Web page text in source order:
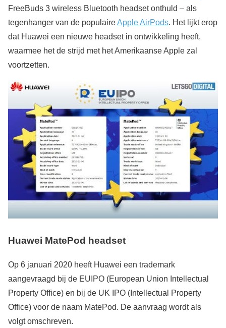
FreeBuds 3 wireless Bluetooth headset onthuld – als
tegenhanger van de populaireApple AirPods. Het lijkt erop
dat Huawei een nieuwe headset in ontwikkeling heeft,
waarmee het de strijd met het Amerikaanse Apple zal
voortzetten.
Huawei MatePod headset
Op 6 januari 2020 heeft Huawei een trademark
aangevraagd bij de EUIPO (European Union Intellectual
Property Office) en bij de UK IPO (Intellectual Property
Office) voor de naam MatePod. De aanvraag wordt als
volgt omschreven.